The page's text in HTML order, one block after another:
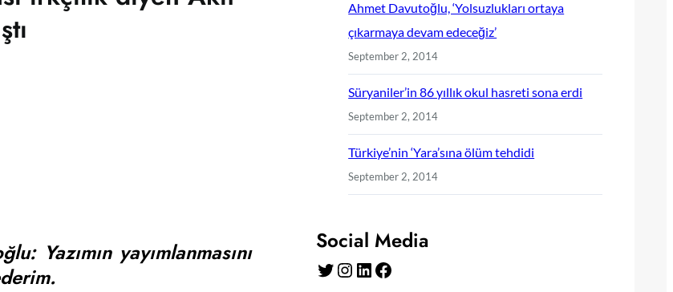
Yazımın yayımlanmasını
Ahmet Davutoğlu, ‘Yolsuzlukları ortaya
çıkarmaya devam edeceğiz’
September 2, 2014
Süryaniler’in 86 yıllık okul hasreti sona erdi
September 2, 2014
Türkiye’nin ‘Yara’sına ölüm tehdidi
September 2, 2014
Social Media
Twitter Instagram LinkedIn Facebook